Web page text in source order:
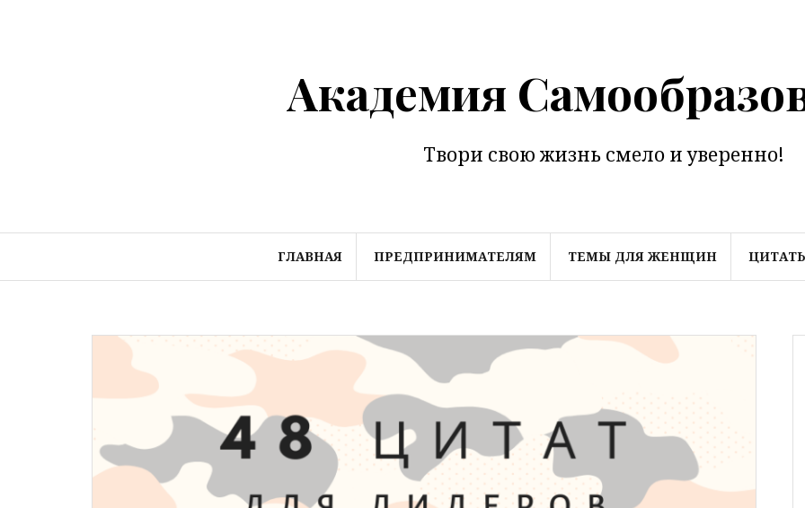
Академия
Твори свою жизнь смело и уверенно!
ГЛАВНАЯ ПРЕДПРИНИМАТЕЛЯМ ТЕМЫ ДЛЯ ЖЕНЩИН